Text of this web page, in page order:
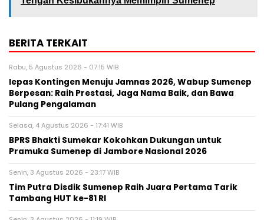
BERITA TERKAIT
Rabu, 5 Agustus 2026 - 07:15 WIB
lepas Kontingen Menuju Jamnas 2026, Wabup Sumenep
Berpesan: Raih Prestasi, Jaga Nama Baik, dan Bawa
Pulang Pengalaman
Selasa, 4 Agustus 2026 - 17:41 WIB
BPRS Bhakti Sumekar Kokohkan Dukungan untuk
Pramuka Sumenep di Jambore Nasional 2026
Senin, 3 Agustus 2026 - 23:17 WIB
Tim Putra Disdik Sumenep Raih Juara Pertama Tarik
Tambang HUT ke-81 RI